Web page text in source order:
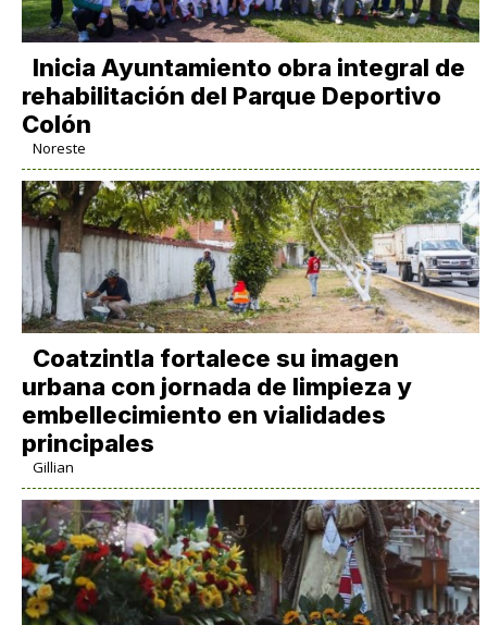
Inicia Ayuntamiento obra integral de
rehabilitación del Parque Deportivo
Colón
Noreste
Coatzintla fortalece su imagen
urbana con jornada de limpieza y
embellecimiento en vialidades
principales
Gillian